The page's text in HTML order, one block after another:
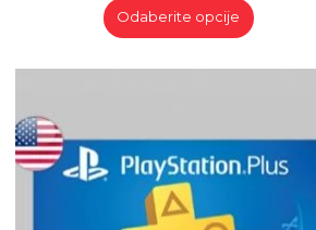
Odaberite opcije